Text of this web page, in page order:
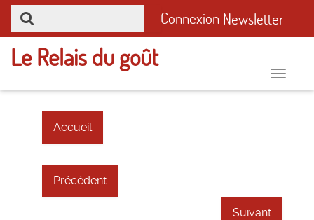
Connexion Newsletter
Toggle
Le Relais du goût
Accueil
Précédent
Suivant